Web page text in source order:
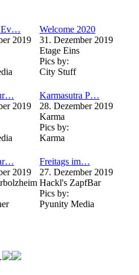
Ev…
2019
Welcome 2020
31. Dezember 2019
Etage Eins
Pics by:
City Stuff
2019
Karmasutra P…
28. Dezember 2019
Karma
Pics by:
Karma
2019
Freitags im…
27. Dezember 2019
Hackl's ZapfBar
Pics by:
Pyunity Media